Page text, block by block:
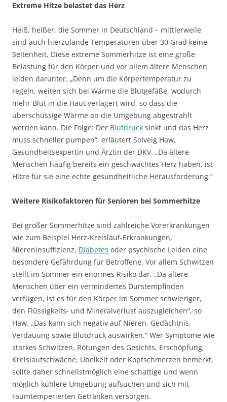
Extreme Hitze belastet das Herz
Heiß, heißer, die Sommer in Deutschland – mittlerweile
sind auch hierzulande Temperaturen über 30 Grad keine
Seltenheit. Diese extreme Sommerhitze ist eine große
Belastung für den Körper und vor allem ältere Menschen
leiden darunter. „Denn um die Körpertemperatur zu
regeln, weiten sich bei Wärme die Blutgefäße, wodurch
mehr Blut in die Haut verlagert wird, so dass die
überschüssige Wärme an die Umgebung abgestrahlt
werden kann. Die Folge: Der Blutdruck sinkt und das Herz
muss schneller pumpen“, erläutert Solveig Haw,
Gesundheitsexpertin und Ärztin der DKV. „Da ältere
Menschen häufig bereits ein geschwächtes Herz haben, ist
Hitze für sie eine echte gesundheitliche Herausforderung.“
Weitere Risikofaktoren für Senioren bei Sommerhitze
Bei großer Sommerhitze sind zahlreiche Vorerkrankungen
wie zum Beispiel Herz-Kreislauf-Erkrankungen,
Niereninsuffizienz, Diabetes oder psychische Leiden eine
besondere Gefährdung für Betroffene. Vor allem Schwitzen
stellt im Sommer ein enormes Risiko dar. „Da ältere
Menschen über ein vermindertes Durstempfinden
verfügen, ist es für den Körper im Sommer schwieriger,
den Flüssigkeits- und Mineralverlust auszugleichen“, so
Haw. „Das kann sich negativ auf Nieren, Gedächtnis,
Verdauung sowie Blutdruck auswirken.“ Wer Symptome wie
starkes Schwitzen, Rötungen des Gesichts, Erschöpfung,
Kreislaufschwäche, Übelkeit oder Kopfschmerzen bemerkt,
sollte daher schnellstmöglich eine schattige und wenn
möglich kühlere Umgebung aufsuchen und sich mit
raumtemperierten Getränken versorgen.